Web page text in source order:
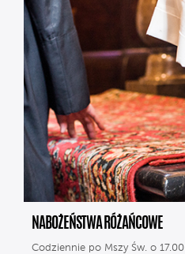
NABOŻEŃSTWA RÓŻAŃCOWE
Codziennie po Mszy Św. o 17.00